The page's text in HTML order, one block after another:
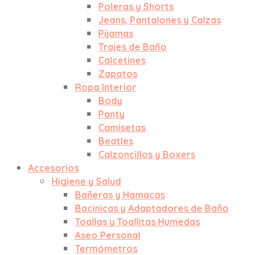
Poleras y Shorts
Jeans, Pantalones y Calzas
Pijamas
Trajes de Baño
Calcetines
Zapatos
Ropa Interior
Body
Panty
Camisetas
Beatles
Calzoncillos y Boxers
Accesorios
Higiene y Salud
Bañeras y Hamacas
Bacinicas y Adaptadores de Baño
Toallas y Toallitas Humedas
Aseo Personal
Termómetros